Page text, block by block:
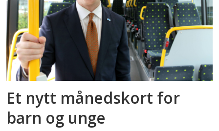
Et nytt månedskort for
barn og unge